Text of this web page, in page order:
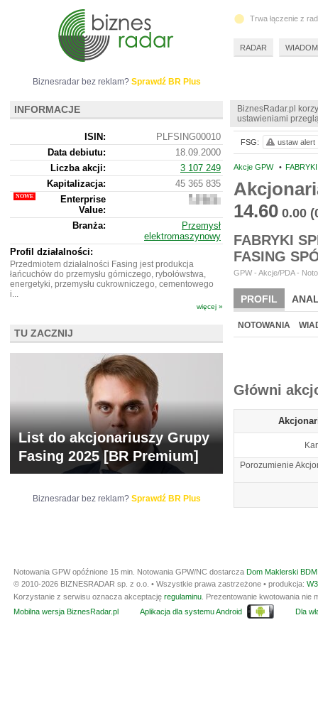
BiznesRadar.pl
ustawieniami
Akcje GPW •
14.60 0.00
FABRYKI
FASING
GPW - Akcje/PDA -
PROFIL
BR LAB
NOTOWANIA
Główni
Porozumienie
FSG: ustaw alert
Biznesradar bez reklam? Sprawdź BR Plus
INFORMACJE
ISIN:
PLFSING00010
Data debiutu:
18.09.2000
Liczba akcji:
3 107 249
Kapitalizacja:
45 365 835
Enterprise
Value:
133
835
Branża:
Przemysł
elektromaszynowy
Profil działalności:
Przedmiotem działalności Fasing jest produkcja
łańcuchów do przemysłu górniczego, rybołówstwa,
energetyki, przemysłu cukrowniczego, cementowego
i...
więcej »
TU ZACZNIJ
List do akcjonariuszy Grupy
Fasing 2025 [BR Premium]
Biznesradar bez reklam? Sprawdź BR Plus
Trwa łączenie z
RADAR
Notowania GPW opóźnione 15 min. Notowania GPW/NC dostarcza Dom Maklerski
© 2010-2026 BIZNESRADAR sp. z o.o. • Wszystkie prawa zastrzeżone • produkcja:
Korzystanie z serwisu oznacza akceptację regulaminu . Prezentowanie kwotowania
Mobilna wersja BiznesRadar.pl
Aplikacja dla systemu Android Dla